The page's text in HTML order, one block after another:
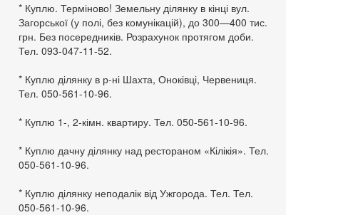
* Куплю. Терміново! Земельну ділянку в кінці вул.
Загорської (у полі, без комунікацій), до 300—400 тис.
грн. Без посередників. Розрахунок протягом доби.
Тел. 093-047-11-52.
* Куплю ділянку в р-ні Шахта, Оноківці, Червениця.
Тел. 050-561-10-96.
* Куплю 1-, 2-кімн. квартиру. Тел. 050-561-10-96.
* Куплю дачну ділянку над рестораном «Кілікія». Тел.
050-561-10-96.
* Куплю ділянку неподалік від Ужгорода. Тел. Тел.
050-561-10-96.